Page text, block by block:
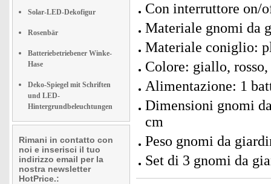
Solar-LED-Dekofigur
Rosenbär
Batteriebetriebener Winke-
Hase
Deko-Spiegel mit Schriften
und LED-
Hintergrundbeleuchtungen
Rimani in contatto con
noi e inserisci il tuo
indirizzo email per la
nostra newsletter
HotPrice.:
Con interruttore on/
Materiale gnomi da
Materiale coniglio:
Colore: giallo, rosso,
Alimentazione: 1
Dimensioni gnomi
cm
Peso gnomi da
Set di 3 gnomi da